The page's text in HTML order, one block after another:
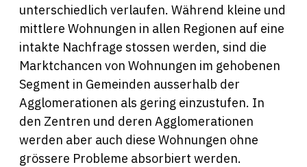
unterschiedlich verlaufen. Während kleine und
mittlere Wohnungen in allen Regionen auf eine
intakte Nachfrage stossen werden, sind die
Marktchancen von Wohnungen im gehobenen
Segment in Gemeinden ausserhalb der
Agglomerationen als gering einzustufen. In
den Zentren und deren Agglomerationen
werden aber auch diese Wohnungen ohne
grössere Probleme absorbiert werden.